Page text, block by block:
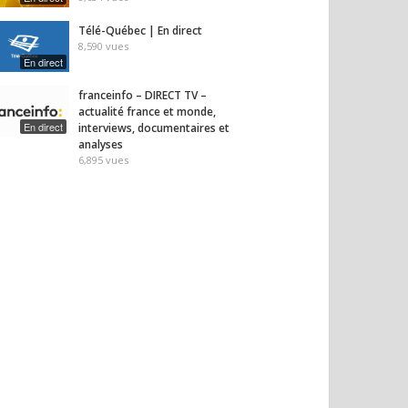
En direct
Télé-Québec | En direct
8,590 vues
En direct
franceinfo – DIRECT TV –
actualité france et monde,
interviews, documentaires et
analyses
6,895 vues